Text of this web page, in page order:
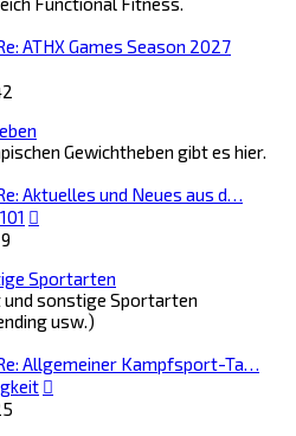
ATHX Games Season 2027
Gewichtheben gibt es hier.
Aktuelles und Neues aus d…
Sportarten
sonstige Sportarten
usw.)
Allgemeiner Kampfsport-Ta…